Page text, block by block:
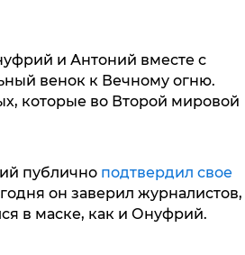
и Антоний вместе с
венок к Вечному огню.
которые во Второй мировой
публично подтвердил свое
он заверил журналистов,
в маске, как и Онуфрий.